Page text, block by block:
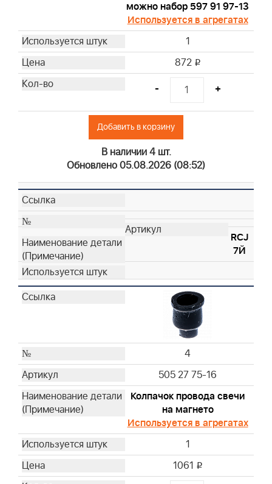
можно набор 597 91 97-13
Используется в агрегатах
1
872 i
- +
Добавить в корзину
В наличии 4 шт.
Обновлено 05.08.2026 (08:52)
RCJ
7Й
4
505 27 75-16
Колпачок провода свечи
на магнето
Используется в агрегатах
1
1061 i